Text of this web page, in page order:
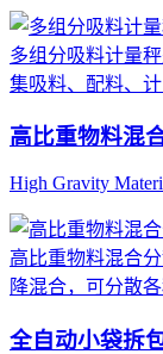
多组分吸料计量
集吸料、配料、
高比重物料混
High Gravity
高比重物料混合
降混合，可分散
全自动小袋拆